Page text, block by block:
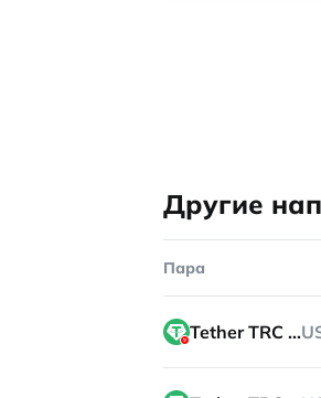
Другие
Пара
Tether TRC 20